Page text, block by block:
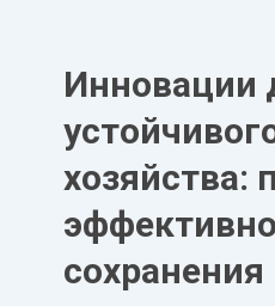
Инновации
хозяйства:
сохранения